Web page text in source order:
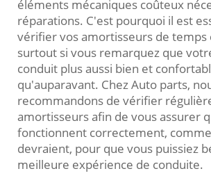
éléments mécaniques coûteux
réparations. C'est pourquoi il est
vérifier vos amortisseurs de temps
surtout si vous remarquez que
conduit plus aussi bien et
qu'auparavant. Chez Auto parts,
recommandons de vérifier
amortisseurs afin de vous assurer
fonctionnent correctement,
devraient, pour que vous puissiez
meilleure expérience de conduite.